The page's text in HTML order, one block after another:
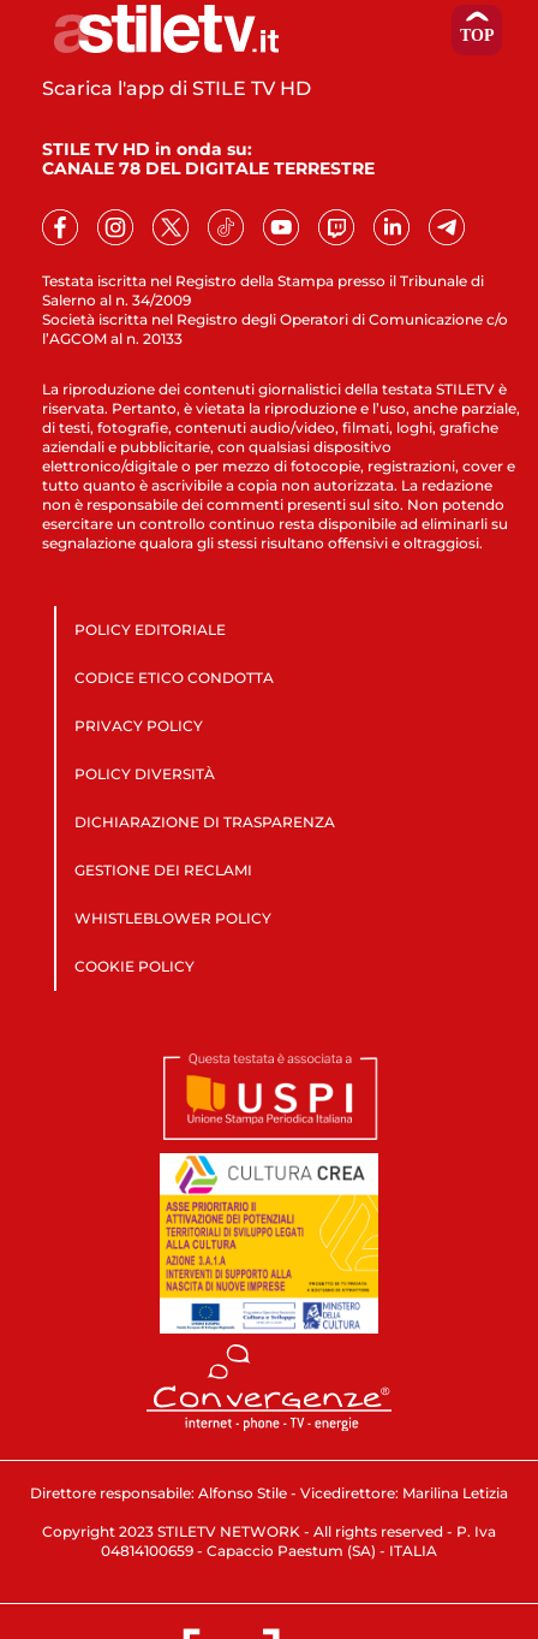
Testata iscritta nel Registro della Stampa presso il Tribunale di
Salerno al n. 34/2009
Società iscritta nel Registro degli Operatori di Comunicazione c/o
l’AGCOM al n. 20133
Scarica l'app di STILE TV HD
STILE TV HD in onda su:
CANALE 78 DEL DIGITALE TERRESTRE
La riproduzione dei contenuti giornalistici della testata STILETV è
riservata. Pertanto, è vietata la riproduzione e l’uso, anche parziale,
di testi, fotografie, contenuti audio/video, filmati, loghi, grafiche
aziendali e pubblicitarie, con qualsiasi dispositivo
elettronico/digitale o per mezzo di fotocopie, registrazioni, cover e
tutto quanto è ascrivibile a copia non autorizzata. La redazione
non è responsabile dei commenti presenti sul sito. Non potendo
esercitare un controllo continuo resta disponibile ad eliminarli su
segnalazione qualora gli stessi risultano offensivi e oltraggiosi.
POLICY EDITORIALE
CODICE ETICO CONDOTTA
PRIVACY POLICY
POLICY DIVERSITÀ
DICHIARAZIONE DI TRASPARENZA
GESTIONE DEI RECLAMI
WHISTLEBLOWER POLICY
COOKIE POLICY
Direttore responsabile: Alfonso Stile - Vicedirettore: Marilina Letizia
Copyright 2023 STILETV NETWORK - All rights reserved - P. Iva
04814100659 - Capaccio Paestum (SA) - ITALIA